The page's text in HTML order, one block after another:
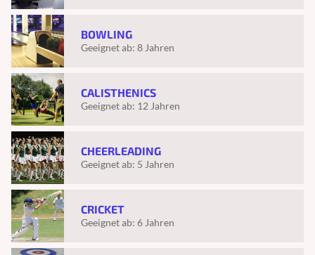
BOWLING
Geeignet ab: 8 Jahren
CALISTHENICS
Geeignet ab: 12 Jahren
CHEERLEADING
Geeignet ab: 5 Jahren
CRICKET
Geeignet ab: 6 Jahren